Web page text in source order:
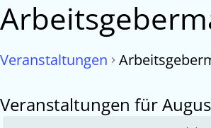
Veranstaltungen
Veranstaltungen für